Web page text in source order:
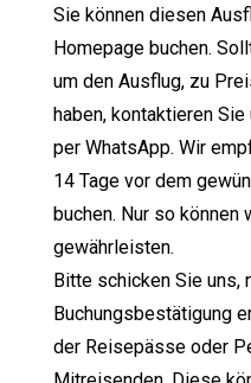
Sie können diesen
Homepage buchen.
um den Ausflug, zu
haben, kontaktieren
per WhatsApp. Wir
14 Tage vor dem
buchen. Nur so
gewährleisten.
Bitte schicken Sie uns,
Buchungsbestätigung
der Reisepässe oder